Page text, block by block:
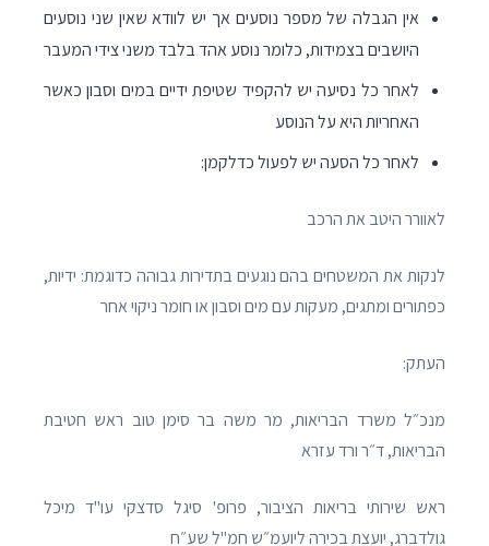
אין הגבלה של מספר נוסעים אך יש לוודא שאין שני נוסעים
היושבים בצמידות, כלומר נוסע אהד בלבד משני צידי המעבר
לאחר כל נסיעה יש להקפיד שטיפת ידיים במים וסבון כאשר
האחריות היא על הנוסע
לאחר כל הסעה יש לפעול כדלקמן:
לאוורר היטב את הרכב
לנקות את המשטחים בהם נוגעים בתדירות גבוהה כדוגמת: ידיות,
כפתורים ומתגים, מעקות עם מים וסבון או חומר ניקוי אחר
העתק:
מנכ״ל משרד הבריאות, מר משה בר סימן טוב ראש חטיבת
הבריאות, ד״ר ורד עזרא
ראש שירותי בריאות הציבור, פרופ' סיגל סדצקי עו"ד מיכל
גולדברג, יועצת בכירה ליועמ״ש חמ"ל שע״ח